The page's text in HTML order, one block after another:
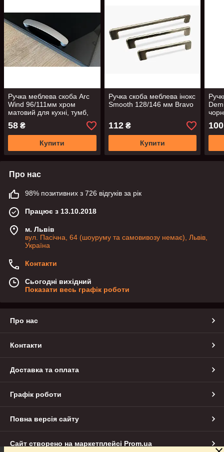
Ручка меблева скоба Arc
Wind 96/111мм хром
матовий для кухні, тумб,
шухляд, комодів
58 ₴
Купити
Ручка скоба меблева інокс
Smooth 128/146 мм Bravo
112₴
Купити
100
Про нас
98% позитивних з 726 відгуків за рік
Працює з 13.10.2018
м. Львів
вул. Пасічна, 64 (шоуруму та самовивозу немає), Львів,
Україна
Контакти
Сьогодні вихідний
Показати весь графік роботи
Про нас
Контакти
Доставка та оплата
Графік роботи
Повна версія сайту
Сайт створено на маркетплейсі Prom.ua